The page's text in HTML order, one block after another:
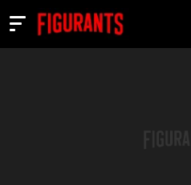
Actualités